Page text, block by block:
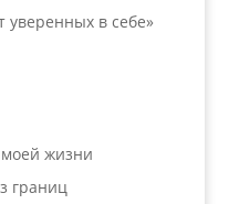
уверенных в себе»
моей жизни
границ